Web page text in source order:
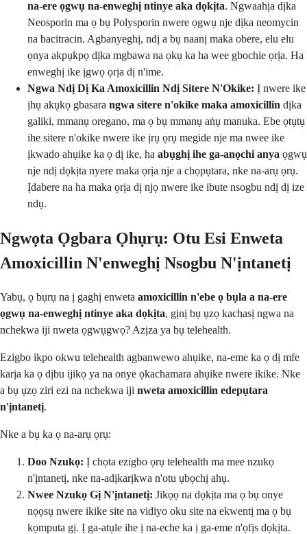
na-ere ọgwụ na-enweghị ntinye aka dọkịta. Ngwaahịa dịka
Neosporin ma ọ bụ Polysporin nwere ọgwụ nje dịka neomycin
na bacitracin. Agbanyeghị, ndị a bụ naanị maka obere, elu elu
ọnya akpụkpọ dịka mgbawa na ọkụ ka ha wee gbochie ọrịa. Ha
enweghị ike ịgwọ ọrịa dị n'ime.
Ngwa Ndị Dị Ka Amoxicillin Ndị Sitere N'Okike: Ị nwere ike
ịhụ akụkọ gbasara ngwa sitere n'okike maka amoxicillin dịka
galiki, mmanụ oregano, ma ọ bụ mmanụ aṅụ manuka. Ebe ọtụtụ
ihe sitere n'okike nwere ike ịrụ ọrụ megide nje ma nwee ike
ịkwado ahụike ka ọ dị ike, ha abụghị ihe ga-anọchi anya ọgwụ
nje ndị dọkịta nyere maka ọrịa nje a chọpụtara, nke na-arụ ọrụ.
Ịdabere na ha maka ọrịa dị njọ nwere ike ibute nsogbu ndị dị ize
ndụ.
Ngwọta Ọgbara Ọhụrụ: Otu Esi Enweta
Amoxicillin N'enweghị Nsogbu N'ịntanetị
Yabụ, ọ bụrụ na ị gaghị enweta amoxicillin n'ebe ọ bụla a na-ere
ọgwụ na-enweghị ntinye aka dọkịta, gịnị bụ ụzọ kachasị ngwa na
nchekwa iji nweta ọgwụgwọ? Azịza ya bụ telehealth.
Ezigbo ikpo okwu telehealth agbanwewo ahụike, na-eme ka ọ dị mfe
karịa ka ọ dịbu ijikọ ya na onye ọkachamara ahụike nwere ikike. Nke
a bụ ụzọ ziri ezi na nchekwa iji nweta amoxicillin edepụtara
n'ịntanetị.
Nke a bụ ka ọ na-arụ ọrụ:
Doo Nzukọ: Ị chọta ezigbo ọrụ telehealth ma mee nzukọ
n'ịntanetị, nke na-adịkarịkwa n'otu ụbọchị ahụ.
Nwee Nzukọ Gị N'ịntanetị: Jikọọ na dọkịta ma ọ bụ onye
nọọsụ nwere ikike site na vidiyo oku site na ekwentị ma ọ bụ
kọmputa gị. Ị ga-atụle ihe ị na-eche ka ị ga-eme n'ọfịs dọkịta.